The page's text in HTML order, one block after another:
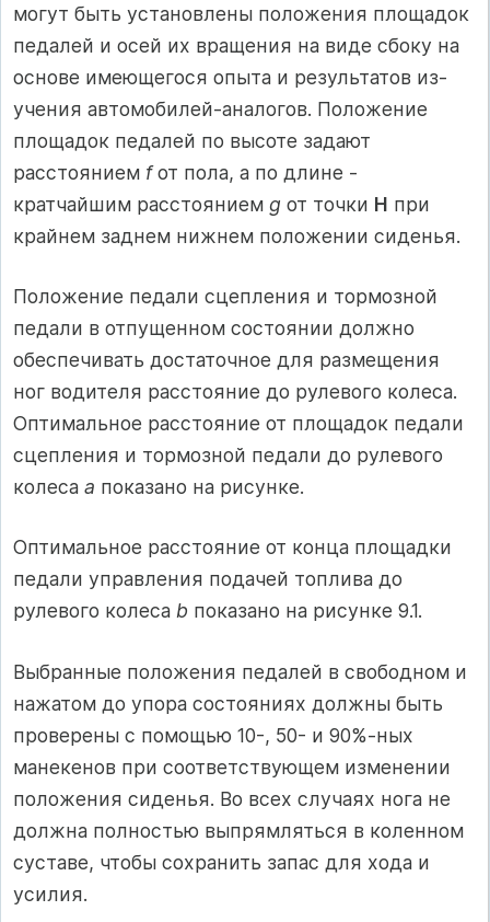
могут быть установлены поло­жения площадок
педалей и осей их вращения на виде сбоку на
основе имеющегося опыта и результатов из­
учения автомобилей-аналогов. Положение
площадок педалей по высоте за­дают
расстоянием fот пола, а по дли­не -
кратчайшим расстоянием g от точки Н при
крайнем заднем нижнем положении сиденья.
Положение педали сцепления и тормозной
педали в отпущенном состоянии должно
обеспечивать достаточное для размещения
ног водителя расстояние до рулевого колеса.
Оптимальное рас­стояние от площадок педали
сцепле­ния и тормозной педали до рулевого
колеса а показано на рисунке.
Оптималь­ное расстояние от конца площадки
пе­дали управления подачей топлива до
рулевого колеса b показано на рисунке 9.1.
Выбранные положения педалей в свободном и
нажатом до упора состоя­ниях должны быть
проверены с по­мощью 10-, 50- и 90%-ных
манекенов при соответствующем изменении
поло­жения сиденья. Во всех случаях нога не
должна полностью выпрямляться в коленном
суставе, чтобы сохранить запас для хода и
усилия.